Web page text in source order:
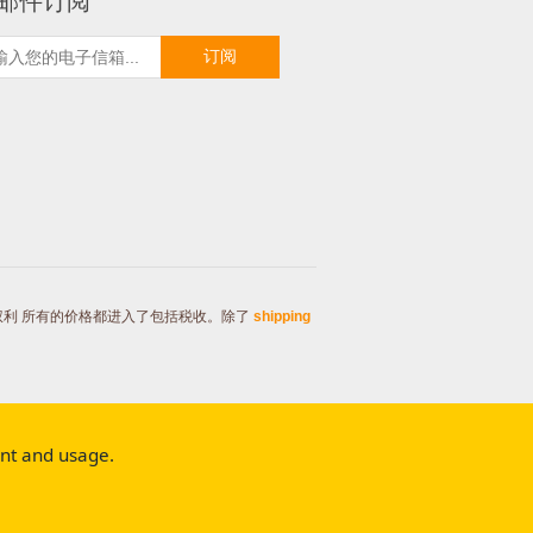
订阅
所有的价格都进入了包括税收。除了 shipping
and usage.